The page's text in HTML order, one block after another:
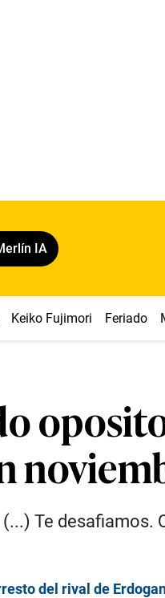
IA
Keiko Fujimori Feriado
Te
del rival de